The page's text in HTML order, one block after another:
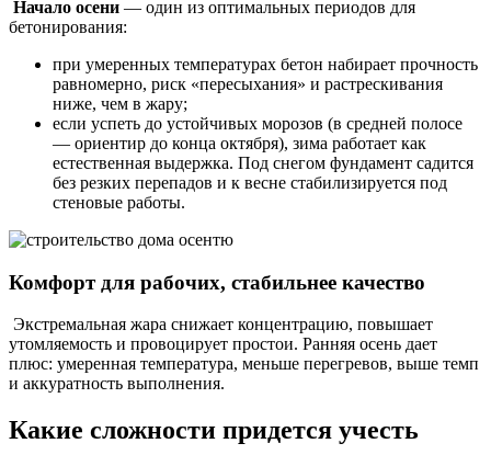
Начало осени — один из оптимальных периодов для
бетонирования:
при умеренных температурах бетон набирает прочность
равномерно, риск «пересыхания» и растрескивания
ниже, чем в жару;
если успеть до устойчивых морозов (в средней полосе
— ориентир до конца октября), зима работает как
естественная выдержка. Под снегом фундамент садится
без резких перепадов и к весне стабилизируется под
стеновые работы.
Комфорт для рабочих, стабильнее качество
Экстремальная жара снижает концентрацию, повышает
утомляемость и провоцирует простои. Ранняя осень дает
плюс: умеренная температура, меньше перегревов, выше темп
и аккуратность выполнения.
Какие сложности придется учесть